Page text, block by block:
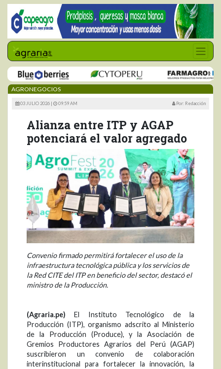
AGRONEGOCIOS
03 JULIO 2026 | 09:59 AM Por: Redacción
Alianza entre ITP y AGAP
potenciará el valor agregado
Convenio firmado permitirá fortalecer el uso de la
infraestructura tecnológica pública y los servicios de
la Red CITE del ITP en beneficio del sector, destacó el
ministro de la Producción.
(Agraria.pe)El Instituto Tecnológico de la
Producción (ITP), organismo adscrito al Ministerio
de la Producción (Produce), y la Asociación de
Gremios Productores Agrarios del Perú (AGAP)
suscribieron un convenio de colaboración
interinstitucional para fortalecer la innovación, la